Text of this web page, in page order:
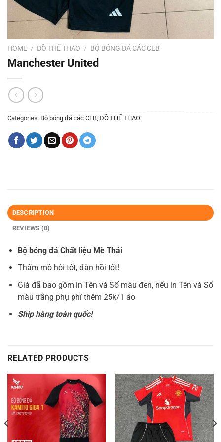
HOME / ĐỒ THỂ THAO / BỘ BÓNG ĐÁ CÁC CLB
Manchester United
Categories: Bộ bóng đá các CLB, ĐỒ THỂ THAO
DESCRIPTION
REVIEWS (0)
Bộ bóng đá Chất liệu Mè Thái
Thấm mồ hôi tốt, đàn hồi tốt!
Giá đã bao gồm in Tên và Số màu đen, nếu in Tên và Số
màu trắng phụ phí thêm 25k/1 áo
Ship hàng toàn quốc!
RELATED PRODUCTS